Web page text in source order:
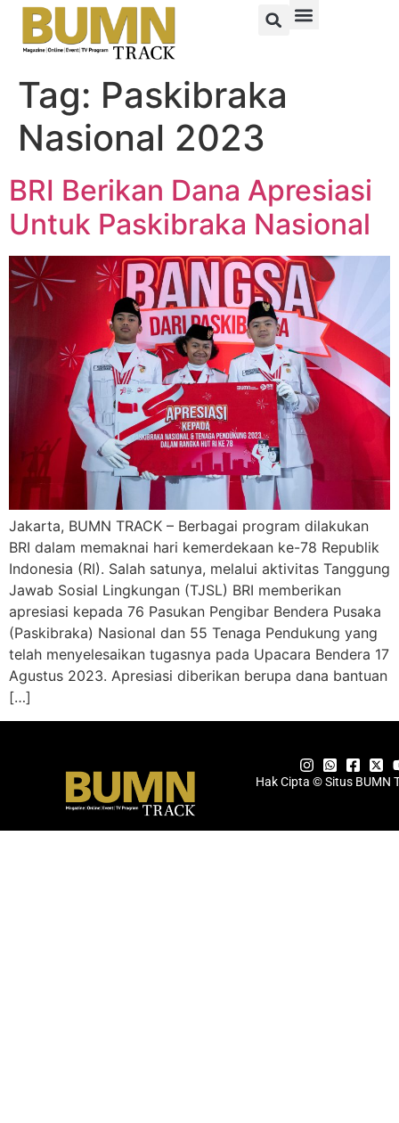
Tag: Paskibraka
Nasional 2023
BRI Berikan Dana Apresiasi
Untuk Paskibraka Nasional
Jakarta, BUMN TRACK – Berbagai program dilakukan
BRI dalam memaknai hari kemerdekaan ke-78 Republik
Indonesia (RI). Salah satunya, melalui aktivitas Tanggung
Jawab Sosial Lingkungan (TJSL) BRI memberikan
apresiasi kepada 76 Pasukan Pengibar Bendera Pusaka
(Paskibraka) Nasional dan 55 Tenaga Pendukung yang
telah menyelesaikan tugasnya pada Upacara Bendera 17
Agustus 2023. Apresiasi diberikan berupa dana bantuan
[…]
Hak Cipta © Situs BUMN